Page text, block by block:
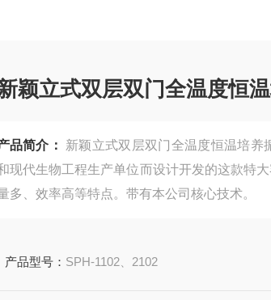
颖立式双层双门全温度恒
品简介：
新颖立式双层双门全温度恒温培
现代生物工程生产单位而设计开发的这款特
多、效率高等特点。带有本公司核心技术。
产品型号： SPH-1102、2102